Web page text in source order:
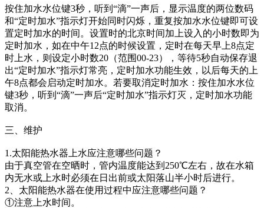
按住加水水位键3秒，听到“滴”一声后，显示温度的两位数码
和“定时加水”指示灯开始同时闪烁，重复按加水水位键即可设
置定时加水的时间。设置时的北京时间加上设入的小时数即为
定时加水，如在中午12点的时候设置，定时在每天早上8点定
时上水，则设定小时数20（范围00-23），等待5秒自动保存退
出“定时加水”指示灯常亮，定时加水功能生效，以后每天的上
午8点都会启动定时加水。若要取消定时加水：按住加水水位
键3秒，听到“滴”一声后“定时加水”指示灯灭，定时加水功能
取消。
三、维护
1.太阳能热水器上水应注意哪些问题？
由于真空管在空晒时，管内温度能达到250℃左右，故在水箱
内无水或上水时必须在日出前或太阳落山半小时后进行。
2、太阳能热水器在使用过程中应注意哪些问题？
①注意上水时间。